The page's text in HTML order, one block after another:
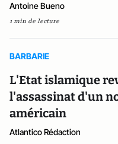
Antoine Bueno
1 min de lecture
BARBARIE
L'Etat islamique
l'assassinat d'un
américain
Atlantico Rédaction